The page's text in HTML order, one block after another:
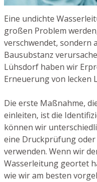
Eine undichte
großen Problem
verschwendet, sondern
Bausubstanz
Lühsdorf haben wir
Erneuerung von lecken
Die erste Maßnahme,
einleiten, ist die
können wir
eine Druckprüfung
verwenden. Wenn wir
Wasserleitung geortet
wie wir am besten